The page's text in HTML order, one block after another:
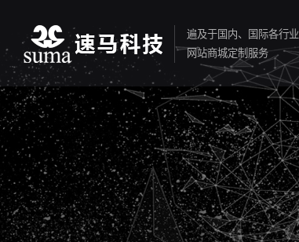
遍及于国内、国际各行业
网站商城定制服务